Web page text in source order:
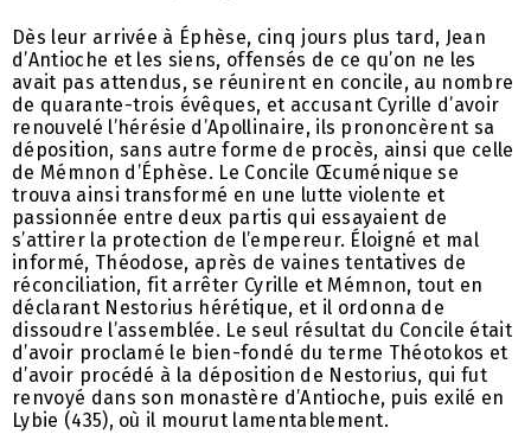
Dès leur arrivée à Éphèse, cinq jours plus tard, Jean
d’Antioche et les siens, offensés de ce qu’on ne les
avait pas attendus, se réunirent en concile, au nombre
de quarante-trois évêques, et accusant Cyrille d’avoir
renouvelé l’hérésie d’Apollinaire, ils prononcèrent sa
déposition, sans autre forme de procès, ainsi que celle
de Mémnon d’Éphèse. Le Concile Œcuménique se
trouva ainsi transformé en une lutte violente et
passionnée entre deux partis qui essayaient de
s’attirer la protection de l’empereur. Éloigné et mal
informé, Théodose, après de vaines tentatives de
réconciliation, fit arrêter Cyrille et Mémnon, tout en
déclarant Nestorius hérétique, et il ordonna de
dissoudre l’assemblée. Le seul résultat du Concile était
d’avoir proclamé le bien-fondé du terme Théotokos et
d’avoir procédé à la déposition de Nestorius, qui fut
renvoyé dans son monastère d’Antioche, puis exilé en
Lybie (435), où il mourut lamentablement.